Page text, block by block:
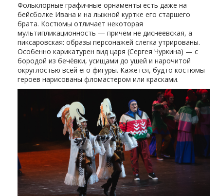
Фольклорные графичные орнаменты есть даже на
бейсболке Ивана и на лыжной куртке его старшего
брата. Костюмы отличает некоторая
мультипликационность — причём не диснеевская, а
пиксаровская: образы персонажей слегка утрированы.
Особенно карикатурен вид царя (Сергея Чуркина) — с
бородой из бечёвки, усищами до ушей и нарочитой
округлостью всей его фигуры. Кажется, будто костюмы
героев нарисованы фломастером или красками.